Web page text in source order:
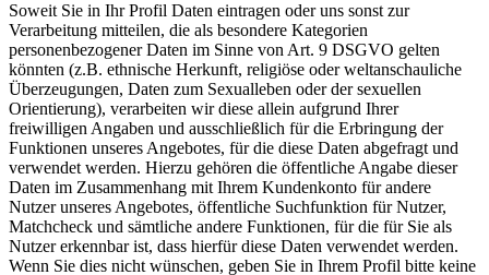
Soweit Sie in Ihr Profil Daten eintragen oder uns sonst zur
Verarbeitung mitteilen, die als besondere Kategorien
personenbezogener Daten im Sinne von Art. 9 DSGVO gelten
könnten (z.B. ethnische Herkunft, religiöse oder weltanschauliche
Überzeugungen, Daten zum Sexualleben oder der sexuellen
Orientierung), verarbeiten wir diese allein aufgrund Ihrer
freiwilligen Angaben und ausschließlich für die Erbringung der
Funktionen unseres Angebotes, für die diese Daten abgefragt und
verwendet werden. Hierzu gehören die öffentliche Angabe dieser
Daten im Zusammenhang mit Ihrem Kundenkonto für andere
Nutzer unseres Angebotes, öffentliche Suchfunktion für Nutzer,
Matchcheck und sämtliche andere Funktionen, für die für Sie als
Nutzer erkennbar ist, dass hierfür diese Daten verwendet werden.
Wenn Sie dies nicht wünschen, geben Sie in Ihrem Profil bitte keine